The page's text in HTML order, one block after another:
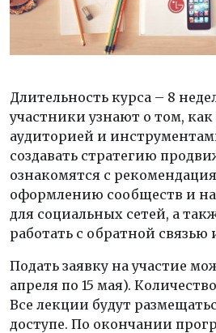
Длительность курса – 8
участники узнают о том, как
аудиторией и
создавать стратегию
ознакомятся с
оформлению сообществ и
для социальных сетей, а
работать с обратной связью
Подать заявку на участие
апреля по 15 мая).
Все лекции будут
доступе. По окончании